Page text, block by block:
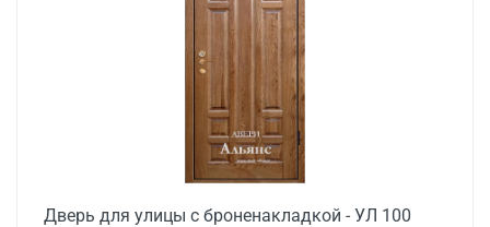
Дверь для улицы с броненакладкой - УЛ 100